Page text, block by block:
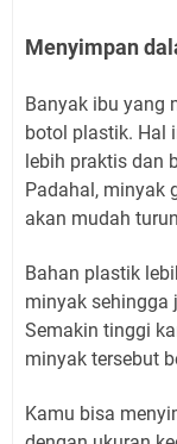
Menyimpan
Banyak ibu yang
botol plastik. Hal
lebih praktis dan
Padahal, minyak
akan mudah
Bahan plastik
minyak sehingga
Semakin tinggi
minyak tersebut
Kamu bisa